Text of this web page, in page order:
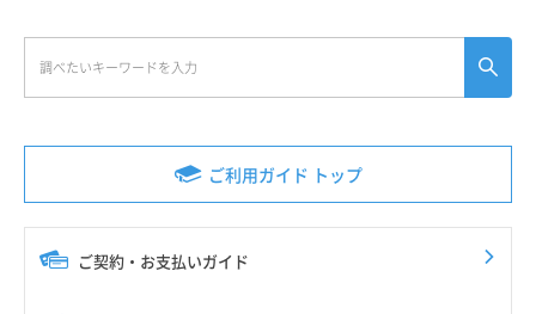
ご利用ガイド トップ
ご契約・お支払いガイド